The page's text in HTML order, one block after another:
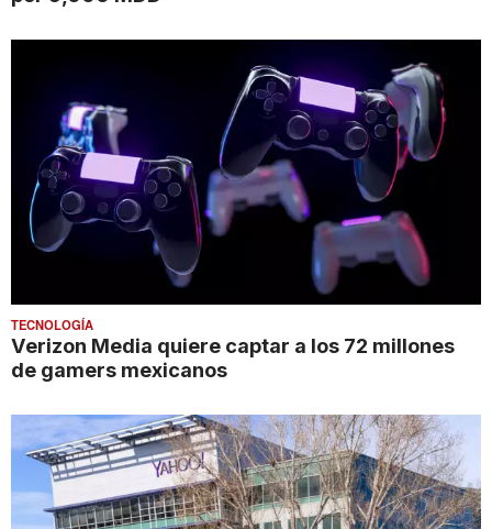
TECNOLOGÍA
Verizon Media quiere captar a los 72 millones
de gamers mexicanos